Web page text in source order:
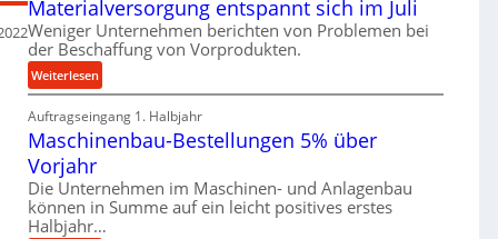
Materialversorgung entspannt sich im Juli
Weniger Unternehmen berichten von Problemen bei
der Beschaffung von Vorprodukten.
Weiterlesen:
M
a
t
Auftragseingang 1. Halbjahr
Maschinenbau-Bestellungen 5% über
Vorjahr
Die Unternehmen im Maschinen- und Anlagenbau
können in Summe auf ein leicht positives erstes
Halbjahr…